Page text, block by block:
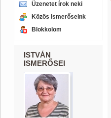
Üzenetet írok neki
Közös ismerőseink
Blokkolom
ISTVÁN
ISMERŐSEI